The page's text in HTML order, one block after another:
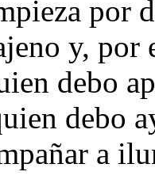
por
y,
debo
debo
a